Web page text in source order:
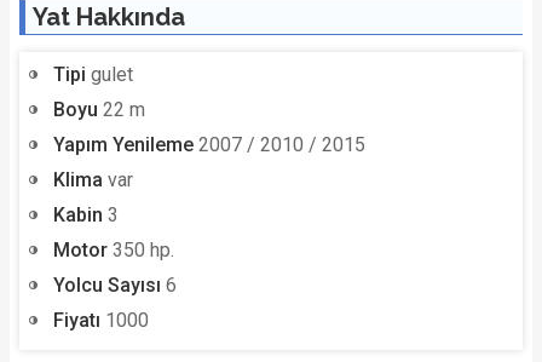
Yat Hakkında
Tipi gulet
Boyu 22 m
Yapım Yenileme 2007 / 2010 / 2015
Klima var
Kabin 3
Motor 350 hp.
Yolcu Sayısı 6
Fiyatı 1000